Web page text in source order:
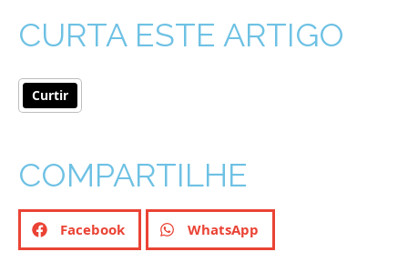
CURTA ESTE ARTIGO
Curtir
COMPARTILHE
Facebook WhatsApp